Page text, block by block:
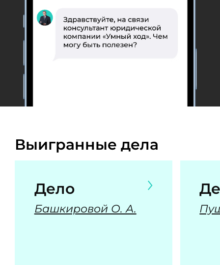
Выигранные дела
Дело
Башкировой О. А.